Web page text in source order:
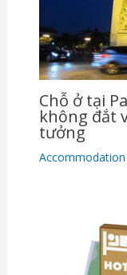
Chỗ ở tại
không đắt
tưởng
Accommodation